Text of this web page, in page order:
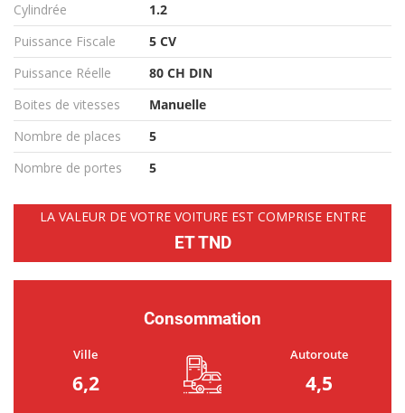
Cylindrée
1.2
Puissance Fiscale
5 CV
Puissance Réelle
80 CH DIN
Boites de vitesses
Manuelle
Nombre de places
5
Nombre de portes
5
LA VALEUR DE VOTRE VOITURE EST COMPRISE ENTRE
ET TND
Consommation
Ville
6,2
Autoroute
4,5